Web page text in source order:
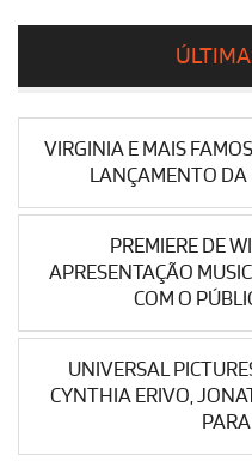
VIRGINIA E MAIS
LANÇAMENTO DA
PREMIERE DE
APRESENTAÇÃO
COM O
UNIVERSAL
CYNTHIA ERIVO,